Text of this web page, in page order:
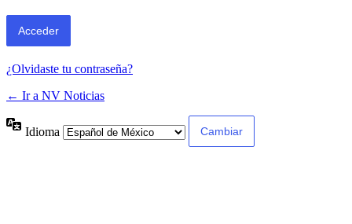
¿Olvidaste tu contraseña?
← Ir a NV Noticias
Idioma